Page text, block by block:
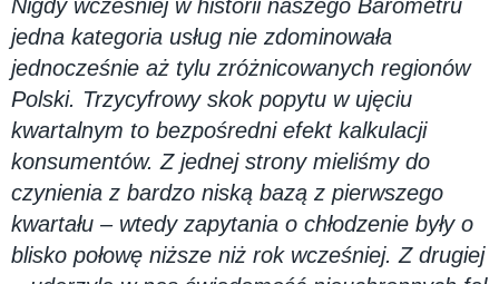
Nigdy wcześniej w historii naszego Barometru
jedna kategoria usług nie zdominowała
jednocześnie aż tylu zróżnicowanych regionów
Polski. Trzycyfrowy skok popytu w ujęciu
kwartalnym to bezpośredni efekt kalkulacji
konsumentów. Z jednej strony mieliśmy do
czynienia z bardzo niską bazą z pierwszego
kwartału – wtedy zapytania o chłodzenie były o
blisko połowę niższe niż rok wcześniej. Z drugiej